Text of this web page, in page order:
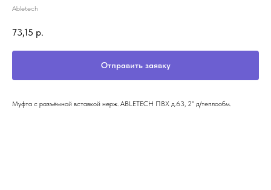
Abletech
73,15 р.
Отправить заявку
Муфта с разъёмной вставкой нерж. ABLETECH ПВХ д.63, 2" д/теплообм.